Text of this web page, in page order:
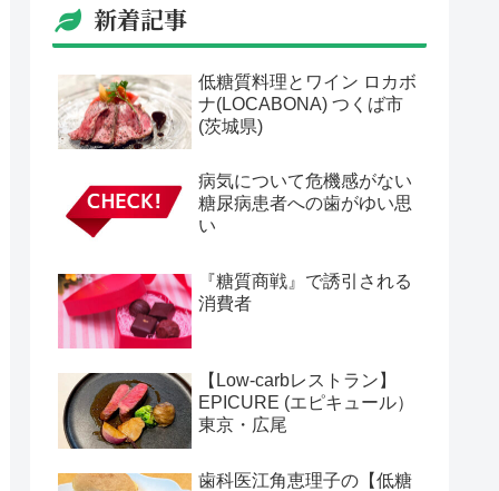
新着記事
低糖質料理とワイン ロカボ
ナ(LOCABONA) つくば市
(茨城県)
病気について危機感がない
糖尿病患者への歯がゆい思
い
『糖質商戦』で誘引される
消費者
【Low-carbレストラン】
EPICURE (エピキュール）
東京・広尾
歯科医江角恵理子の【低糖